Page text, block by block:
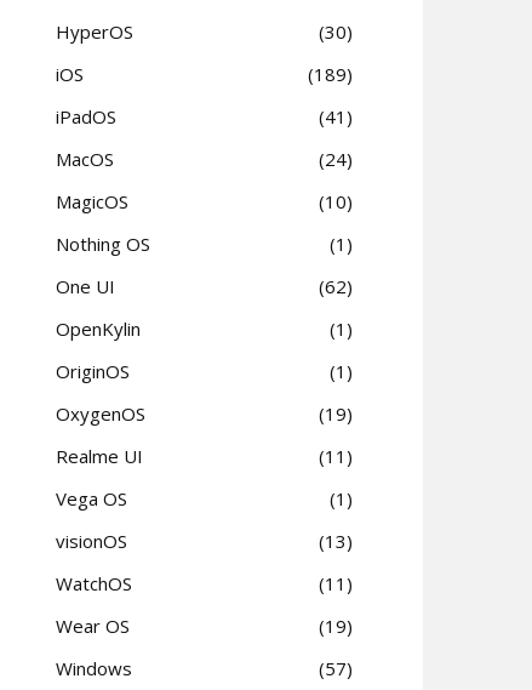
HyperOS
30
iOS
189
iPadOS
41
MacOS
24
MagicOS
10
Nothing OS
1
One UI
62
OpenKylin
1
OriginOS
1
OxygenOS
19
Realme UI
11
Vega OS
1
visionOS
13
WatchOS
11
Wear OS
19
Windows
57